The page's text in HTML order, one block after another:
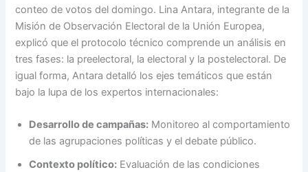
conteo de votos del domingo. Lina Antara, integrante de la
Misión de Observación Electoral de la Unión Europea,
explicó que el protocolo técnico comprende un análisis en
tres fases: la preelectoral, la electoral y la postelectoral. De
igual forma, Antara detalló los ejes temáticos que están
bajo la lupa de los expertos internacionales:
Desarrollo de campañas: Monitoreo al comportamiento
de las agrupaciones políticas y el debate público.
Contexto político: Evaluación de las condiciones